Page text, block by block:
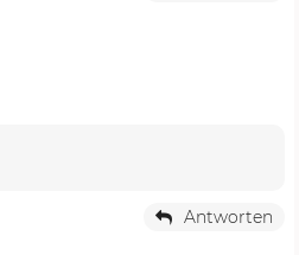
Antworten